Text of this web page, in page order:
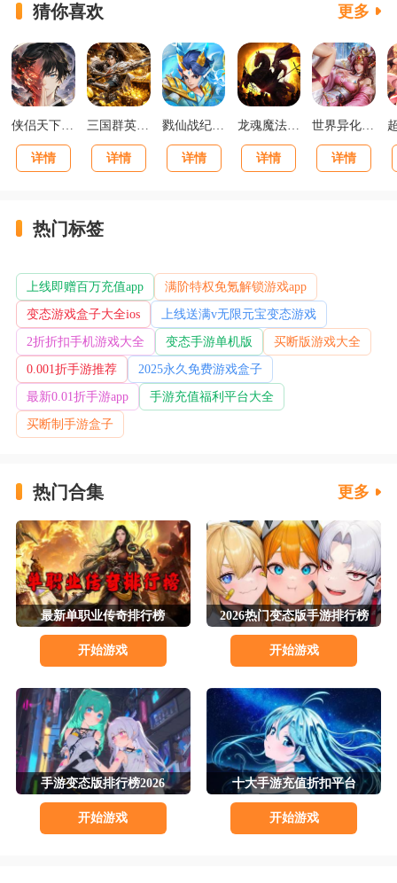
猜你喜欢 更多
侠侣天下你的江湖福利版
详情
三国群英传：鸿鹄霸业掘金版
详情
戮仙战纪0.05折新篇章版
详情
龙魂魔法马年散人专属版
详情
世界异化之后0.1折登陆送全图鉴版
详情
热门标签
上线即赠百万充值app
满阶特权免氪解锁游戏app
变态游戏盒子大全ios
上线送满v无限元宝变态游戏
2折折扣手机游戏大全
变态手游单机版
买断版游戏大全
0.001折手游推荐
2025永久免费游戏盒子
最新0.01折手游app
手游充值福利平台大全
买断制手游盒子
热门合集 更多
最新单职业传奇排行榜
开始游戏
2026热门变态版手游排行榜
开始游戏
手游变态版排行榜2026
开始游戏
十大手游充值折扣平台
开始游戏